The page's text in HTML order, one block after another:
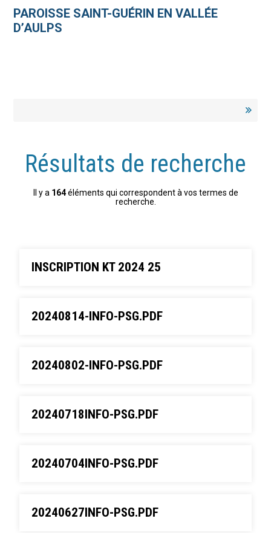
contenu.
personnelsPAROISSE SAINT-GUÉRIN EN VALLÉE
D’AULPS
Résultats de recherche
Il y a 164éléments qui correspondent à vos termes de
recherche.
INSCRIPTION KT 2024 25
20240814-INFO-PSG.PDF
20240802-INFO-PSG.PDF
20240718INFO-PSG.PDF
20240704INFO-PSG.PDF
20240627INFO-PSG.PDF